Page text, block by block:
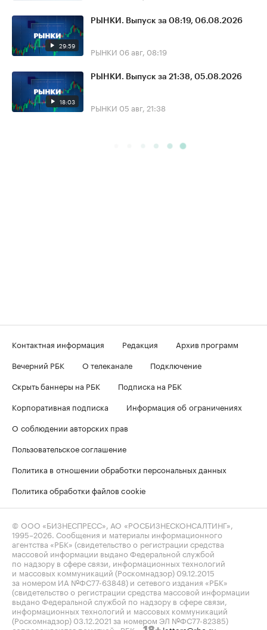
29:59
РЫНКИ. Выпуск за 08:19, 06.08.2026
РЫНКИ 06 авг, 08:19
18:03
РЫНКИ. Выпуск за 21:38, 05.08.2026
РЫНКИ 05 авг, 21:38
Контактная информация Редакция
Архив программ
Вечерний РБК
О телеканале
Подключение
Скрыть баннеры на РБК
Подписка на РБК
Корпоративная подписка
Информация об ограничениях
О соблюдении авторских прав
Пользовательское соглашение
Политика в отношении обработки персональных данных
Политика обработки файлов cookie
© ООО «БИЗНЕСПРЕСС», АО «РОСБИЗНЕСКОНСАЛТИНГ»,
1995–2026 . Сообщения и материалы информационного
агентства «РБК» (свидетельство о регистрации средства
массовой информации выдано Федеральной службой
по надзору в сфере связи, информационных технологий
и массовых коммуникаций (Роскомнадзор) 09.12.2015
за номером ИА №ФС77-63848) и сетевого издания «РБК»
(свидетельство о регистрации средства массовой информации
выдано Федеральной службой по надзору в сфере связи,
информационных технологий и массовых коммуникаций
(Роскомнадзор) 03.12.2021 за номером ЭЛ №ФС77-82385)